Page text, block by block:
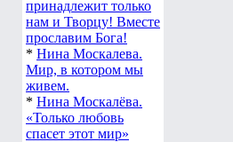
принадлежит только
нам и Творцу! Вместе
прославим Бога!
* Нина Москалева.
Мир, в котором мы
живем.
* Нина Москалёва.
«Только любовь
спасет этот мир»